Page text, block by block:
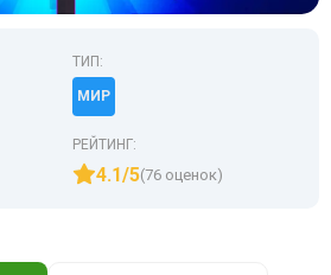
ТИП:
МИР
РЕЙТИНГ:
4.1/5(76 оценок)